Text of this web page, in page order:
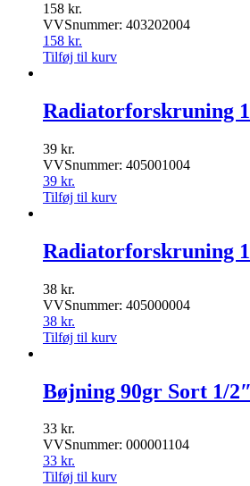
158 kr.
VVSnummer: 403202004
158 kr.
Tilføj til kurv
Radiatorforskruning
39 kr.
VVSnummer: 405001004
39 kr.
Tilføj til kurv
Radiatorforskruning
38 kr.
VVSnummer: 405000004
38 kr.
Tilføj til kurv
Bøjning 90gr Sort 1/
33 kr.
VVSnummer: 000001104
33 kr.
Tilføj til kurv